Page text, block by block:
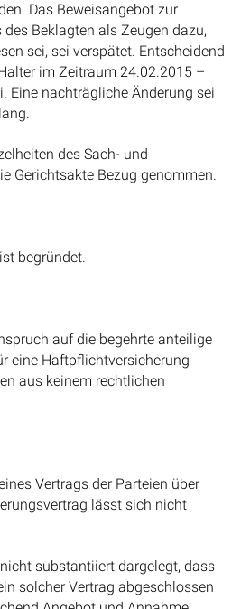
Das Beweisangebot zur
Beklagten als Zeugen dazu,
sei, sei verspätet. Entscheidend
im Zeitraum 24.02.2015 –
Eine nachträgliche Änderung sei
des Sach- und
Gerichtsakte Bezug genommen.
begründet.
auf die begehrte anteilige
eine Haftpflichtversicherung
aus keinem rechtlichen
Vertrags der Parteien über
lässt sich nicht
substantiiert dargelegt, dass
solcher Vertrag abgeschlossen